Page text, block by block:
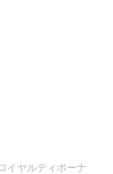
イヤルティボーナ